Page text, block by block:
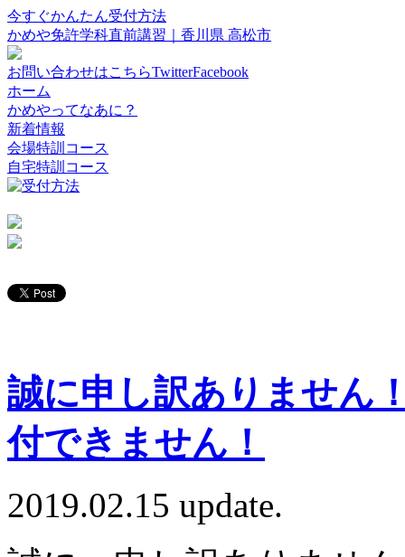
今すぐかんたん受付方法
かめや免許学科直前講習｜香川県 高松市
お問い合わせはこちらTwitterFacebook
ホーム
かめやってなあに？
新着情報
会場特訓コース
自宅特訓コース
誠に申し訳ありません
付できません！
2019.02.15 update.